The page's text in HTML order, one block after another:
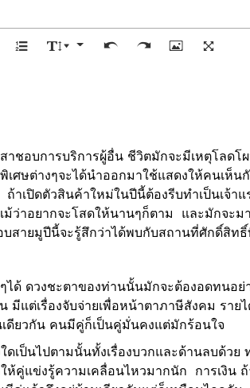
าชอบการบริการผู้อื่น ชีวิตมักจะมีเหตุโลด
ษต่างๆจะได้นำออกมาใช้แสดงให้คนเห็
เปิดตัวสินค้าใหม่ในปีนี้ต้องรีบทำเป็นเจ้า
าอยากจะโสดให้นานๆก็ตาม และมักจะม
สายมูปีนี้จะรู้สึกว่าได้พบกับสถานที่ศักดิ์สิท
ด้ ดวงชะตาของท่านนั้นมักจะต้องอดทนอ
มีแต่เรื่องจับจ่ายเพื่อหน้าตาภาษีสังคม ราย
ดียวกัน คนมีคู่ก็เป็นคู่มั่นคงแต่มักร้อนใจ
เป็นไปตามนั้นทั้งเรื่องบวกและด้านลบด้ว
ห้คู่แข่งรู้ความเคลื่อนไหวมากนัก การเงิน